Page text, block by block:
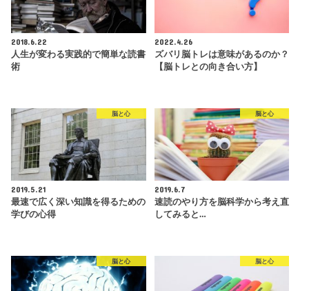
2018.6.22
人生が変わる実践的で簡単な読書
術
2022.4.26
ズバリ脳トレは意味があるのか？
【脳トレとの向き合い方】
脳と心
2019.5.21
最速で広く深い知識を得るための
学びの心得
脳と心
2019.6.7
速読のやり方を脳科学から考え直
してみると…
脳と心 脳と心